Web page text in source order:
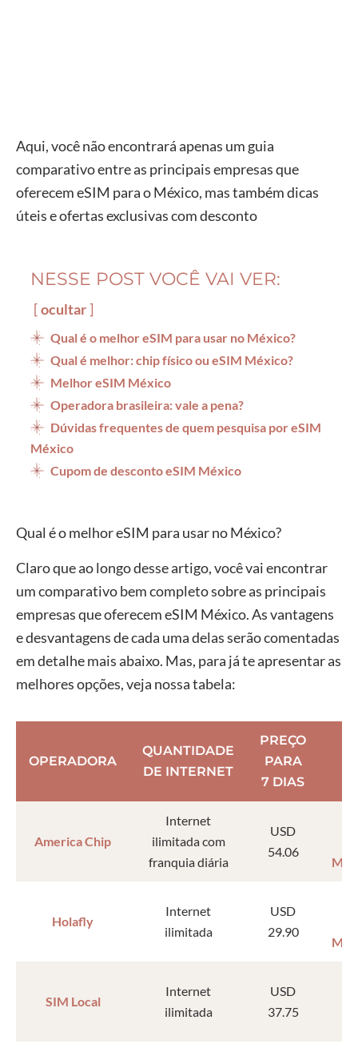
Aqui, você não encontrará apenas um guia
comparativo entre as principais empresas que
oferecem eSIM para o México, mas também dicas
úteis e ofertas exclusivas com desconto
NESSE POST VOCÊ VAI VER:
ocultar
Qual é o melhor eSIM para usar no México?
Qual é melhor: chip físico ou eSIM México?
Melhor eSIM México
Operadora brasileira: vale a pena?
Dúvidas frequentes de quem pesquisa por eSIM
México
Cupom de desconto eSIM México
Qual é o melhor eSIM para usar no México?
Claro que ao longo desse artigo, você vai encontrar
um comparativo bem completo sobre as principais
empresas que oferecem eSIM México. As vantagens
e desvantagens de cada uma delas serão comentadas
em detalhe mais abaixo. Mas, para já te apresentar as
melhores opções, veja nossa tabela:
OPERADORA
QUANTIDADE
DE INTERNET
PREÇO
PARA
7 DIAS
America Chip
Internet
ilimitada com
franquia diária
USD
54.06
Holafly
Internet
ilimitada
USD
29.90
SIM Local
Internet
ilimitada
USD
37.75